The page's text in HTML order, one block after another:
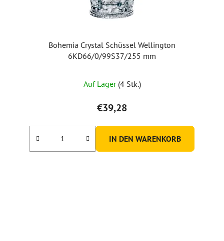
Bohemia Crystal Schüssel Wellington
6KD66/0/99S37/255 mm
Auf Lager (4 Stk.)
€39,28
IN DEN WARENKORB